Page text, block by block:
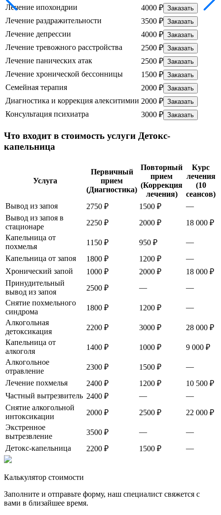
Лечение ипохондрии 4000 ₽ Заказать
Лечение раздражительности 3500 ₽ Заказать
Лечение депрессии 4000 ₽ Заказать
Лечение тревожного расстройства 2500 ₽ Заказать
Лечение панических атак 2500 ₽ Заказать
Лечение хронической бессонницы 1500 ₽ Заказать
Семейная терапия 2000 ₽ Заказать
Диагностика и коррекция алекситимии 2000 ₽ Заказать
Консультация психиатра 3000 ₽ Заказать
Что входит в стоимость услуги Детокс-
капельница
Услуга
Первичный
прием
(Диагностика)
Повторный
прием
(Коррекция
лечения)
Курс
лечения
(10
сеансов)
Вывод из запоя
2750 ₽ 1500 ₽
—
Вывод из запоя в
стационаре
2250 ₽ 2000 ₽
18 000 ₽
Капельница от
похмелья
1150 ₽ 950 ₽
—
Капельница от запоя
1800 ₽ 1200 ₽
—
Хронический запой
1000 ₽ 2000 ₽
18 000 ₽
Принудительный
вывод из запоя
2500 ₽ —
—
Снятие похмельного
синдрома
1800 ₽ 1200 ₽
—
Алкогольная
детоксикация
2200 ₽ 3000 ₽
28 000 ₽
Капельница от
алкоголя
1400 ₽ 1000 ₽
9 000 ₽
Алкогольное
отравление
2300 ₽ 1500 ₽
—
Лечение похмелья
2400 ₽ 1200 ₽
10 500 ₽
Частный вытрезвитель 2400 ₽ —
—
Снятие алкогольной
интоксикации
2000 ₽ 2500 ₽
22 000 ₽
Экстренное
вытрезвление
3500 ₽ —
—
Детокс-капельница
2200 ₽ 1500 ₽ —
Калькулятор стоимости
Заполните и отправьте форму, наш специалист свяжется с
вами в близайшее время.